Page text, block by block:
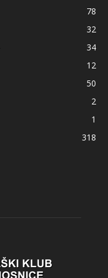
78
32
34
12
50
2
1
318